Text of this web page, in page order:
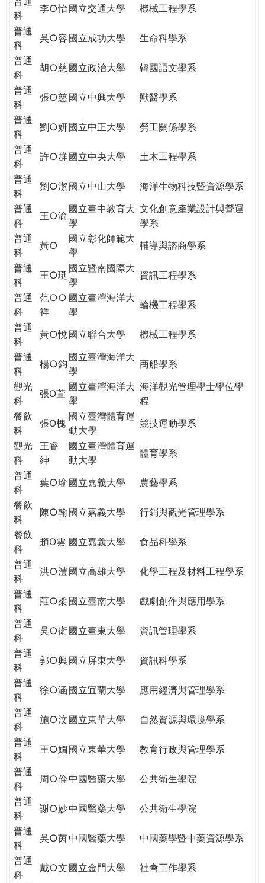
民。
WAGOR
TODAY
THE
WORLD
TOMORROW
PUTTING
YOU
THE
PATH
GLOBAL
CITIZENSHIP
科
李○怡國立交通大學
機械工程學系
普通
科
吳○容 國立成功大學
生命科學系
普通
科
胡○慈國立政治大學
韓國語文學系
普通
科
張○慈國立中興大學
獸醫學系
普通
科
劉○妍國立中正大學
勞工關係學系
普通
科
許○群國立中央大學
土木工程學系
普通
科
劉○潔國立中山大學
海洋生物科技暨資源學系
普通
科
王○渝
國立臺中教育大
學
文化創意產業設計與營運
學系
普通
科
黃○
國立彰化師範大
學
輔導與諮商學系
普通
科
王○珽
國立暨南國際大
學
資訊工程學系
普通
科
范○○
祥
國立臺灣海洋大
學
輪機工程學系
普通
科
黃○悅 國立聯合大學
機械工程學系
普通
科
楊○鈞
國立臺灣海洋大
學
商船學系
觀光
科
張O萱
國立臺灣海洋大
學
海洋觀光管理學士學位學
程
餐飲
科
張O槐
國立臺灣體育運
動大學
競技運動學系
觀光
科
王睿
紳
國立臺灣體育運
動大學
體育學系
普通
科
葉○瑜 國立嘉義大學
農藝學系
餐飲
科
陳○翰 國立嘉義大學
行銷與觀光管理學系
餐飲
科
趙O雲 國立嘉義大學
食品科學系
普通
科
洪○澧 國立高雄大學
化學工程及材料工程學系
普通
科
莊○柔 國立臺南大學
戲劇創作與應用學系
普通
科
吳○衛國立臺東大學
資訊管理學系
普通
科
郭○興國立屏東大學
資訊科學系
普通
科
徐○涵 國立宜蘭大學
應用經濟與管理學系
普通
科
施○汶 國立東華大學
自然資源與環境學系
普通
科
王○嫺國立東華大學
教育行政與管理學系
普通
科
周○倫中國醫藥大學
公共衛生學院
普通
科
謝○妙中國醫藥大學
公共衛生學院
普通
科
吳○茵中國醫藥大學
中國藥學暨中藥資源學系
普通
科
戴○文 國立金門大學
社會工作學系